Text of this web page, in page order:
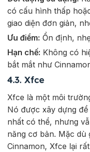
có cấu hình thấp
giao diện đơn giản,
Ưu điểm: Ổn định,
Hạn chế: Không có
bắt mắt như
4.3. Xfce
Xfce là một môi
Nó được xây dựng
nhất có thể, nhưng
năng cơ bản. Mặc dù
Cinnamon, Xfce lại